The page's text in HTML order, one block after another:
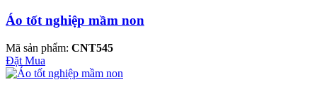
Áo tốt nghiệp mầm non
Mã sản phẩm: CNT545
Đặt Mua